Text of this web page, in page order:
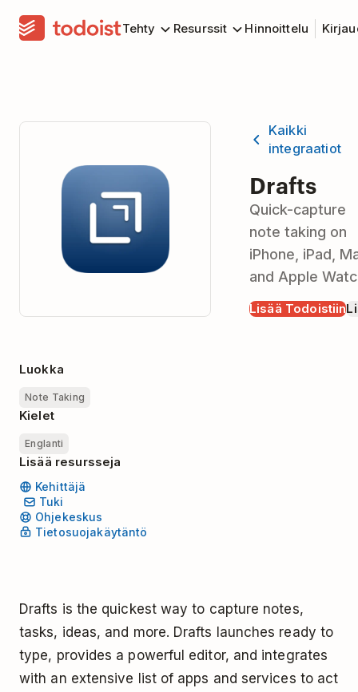
Tehty Resurssit Hinnoittelu
Kaikki
integraatiot
Drafts
Quick-capture
note taking on
iPhone, iPad,
and Apple
Lisää Todoistiin
Luokka
Note Taking
Kielet
Englanti
Lisää resursseja
Kehittäjä
Tuki
Ohjekeskus
Tietosuojakäytäntö
Drafts is the quickest way to capture notes,
tasks, ideas, and more. Drafts launches ready to
type, provides a powerful editor, and integrates
with an extensive list of apps and services to act